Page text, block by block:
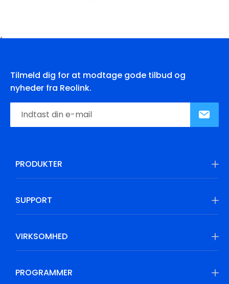
Tilmeld dig for at modtage gode tilbud og
nyheder fra Reolink.
PRODUKTER
SUPPORT
VIRKSOMHED
PROGRAMMER